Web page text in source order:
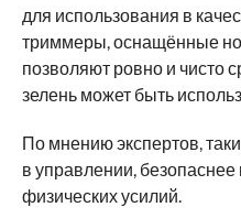
для использования в
триммеры, оснащённые
позволяют ровно и чисто
зелень может быть
По мнению экспертов,
в управлении,
физических усилий.